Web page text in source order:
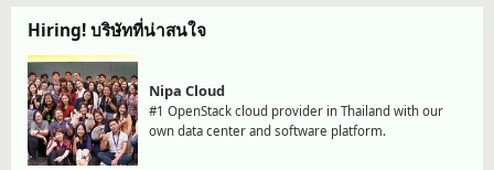
Hiring! บริษัทที่น่าสนใจ
Nipa Cloud
#1 OpenStack cloud provider in Thailand with our
own data center and software platform.